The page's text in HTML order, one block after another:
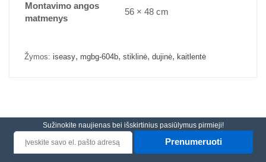
Montavimo angos
matmenys
56 × 48 cm
Žymos: iseasy, mgbg-604b, stiklinė, dujinė, kaitlentė
Sužinokite naujienas bei išskirtinius pasiūlymus pirmieji!
Prenumeruoti